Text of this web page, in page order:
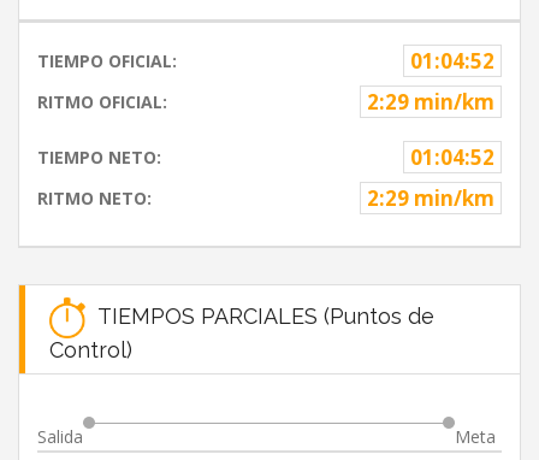
TIEMPO OFICIAL: 01:04:52
RITMO OFICIAL: 2:29 min/km
TIEMPO NETO: 01:04:52
RITMO NETO: 2:29 min/km
TIEMPOS PARCIALES (Puntos de
Control)
Salida Meta